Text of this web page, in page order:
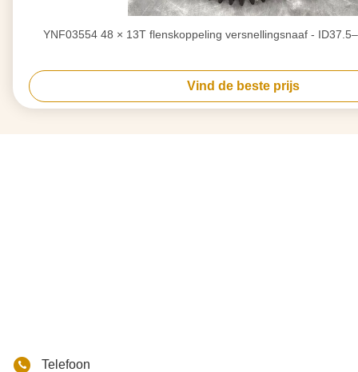
YNF03554 48 × 13T flenskoppeling versnellingsnaaf -
Vind de beste prijs
Telefoon